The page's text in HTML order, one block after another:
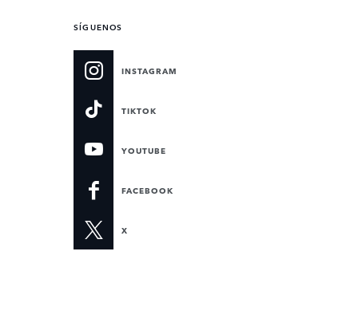
SÍGUENOS
INSTAGRAM
TIKTOK
YOUTUBE
FACEBOOK
X